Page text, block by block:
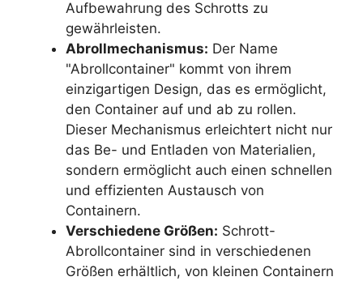
Aufbewahrung des Schrotts zu
gewährleisten.
Abrollmechanismus: Der Name
"Abrollcontainer" kommt von ihrem
einzigartigen Design, das es ermöglicht,
den Container auf und ab zu rollen.
Dieser Mechanismus erleichtert nicht nur
das Be- und Entladen von Materialien,
sondern ermöglicht auch einen schnellen
und effizienten Austausch von
Containern.
Verschiedene Größen: Schrott-
Abrollcontainer sind in verschiedenen
Größen erhältlich, von kleinen Containern